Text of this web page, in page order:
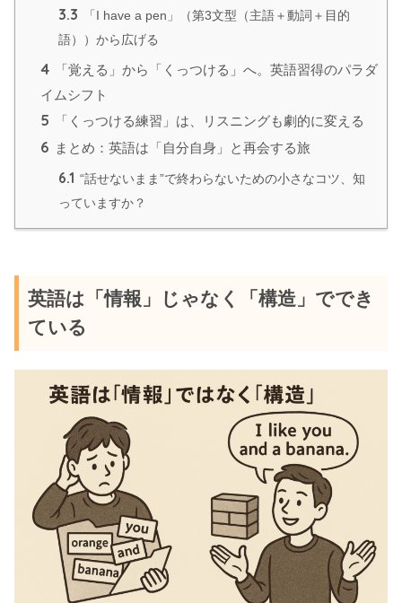
3.3
「I have a pen」（第3文型（主語＋動詞＋目的
語））から広げる
4
「覚える」から「くっつける」へ。英語習得のパラダ
イムシフト
5 「くっつける練習」は、リスニングも劇的に変える
6 まとめ：英語は「自分自身」と再会する旅
6.1 “話せないまま”で終わらないための小さなコツ、知
っていますか？
英語は「情報」じゃなく「構造」ででき
ている